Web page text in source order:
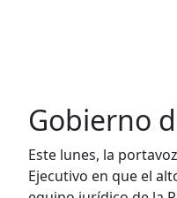
Gobierno
Este lunes, la
Ejecutivo en que el